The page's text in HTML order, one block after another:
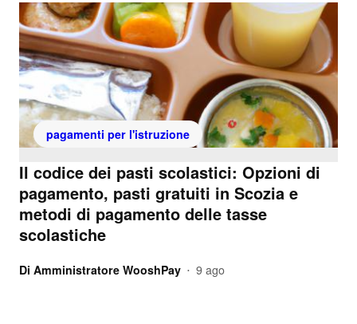
pagamenti per l'istruzione
Il codice dei pasti scolastici: Opzioni di
pagamento, pasti gratuiti in Scozia e
metodi di pagamento delle tasse
scolastiche
Di Amministratore WooshPay • 9 ago